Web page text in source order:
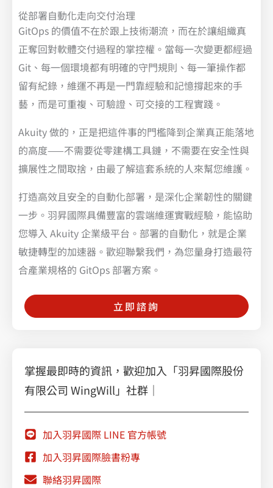
從部署自動化走向交付治理
GitOps 的價值不在於跟上技術潮流，而在於讓組織真
正奪回對軟體交付過程的掌控權。當每一次變更都經過
Git、每一個環境都有明確的守門規則、每一筆操作都
留有紀錄，維運不再是一門靠經驗和記憶撐起來的手
藝，而是可重複、可驗證、可交接的工程實踐。
Akuity 做的，正是把這件事的門檻降到企業真正能落地
的高度——不需要從零建構工具鏈，不需要在安全性與
擴展性之間取捨，由最了解這套系統的人來幫您維護。
打造高效且安全的自動化部署，是深化企業韌性的關鍵
一步。羽昇國際具備豐富的雲端維運實戰經驗，能協助
您導入 Akuity 企業級平台。部署的自動化，就是企業
敏捷轉型的加速器。歡迎聯繫我們，為您量身打造最符
合產業規格的 GitOps 部署方案。
立即諮詢
掌握最即時的資訊，歡迎加入「羽昇國際股份
有限公司 WingWill」社群｜
加入羽昇國際 LINE 官方帳號
加入羽昇國際臉書粉專
聯絡羽昇國際